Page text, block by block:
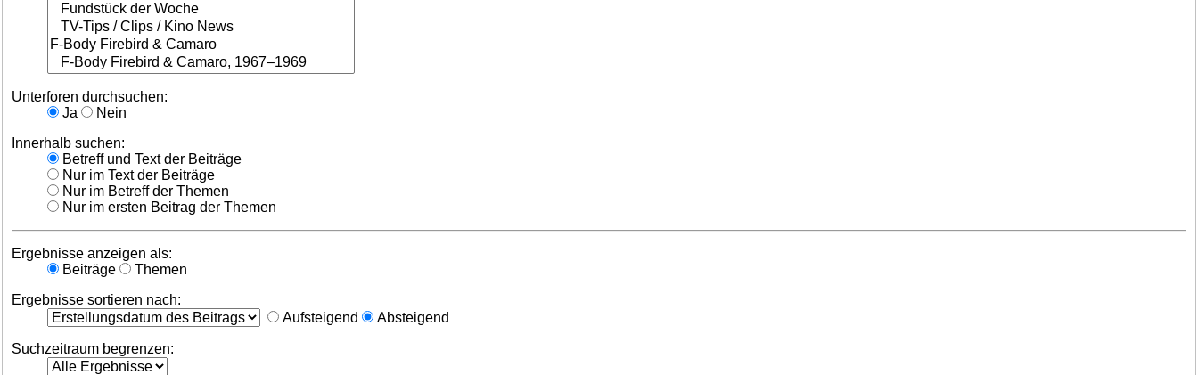
Unterforen durchsuchen:
Ja
Nein
Innerhalb suchen:
Betreff und Text der Beiträge
Nur im Text der Beiträge
Nur im Betreff der Themen
Nur im ersten Beitrag der Themen
Ergebnisse anzeigen als:
Beiträge
Themen
Ergebnisse sortieren nach:
Aufsteigend
Absteigend
Suchzeitraum begrenzen: